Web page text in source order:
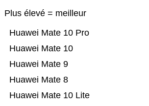
Plus élevé = meilleur
Huawei Mate 10 Lite
Huawei Mate 8
Huawei Mate 9
Huawei Mate 10
Huawei Mate 10 Pro